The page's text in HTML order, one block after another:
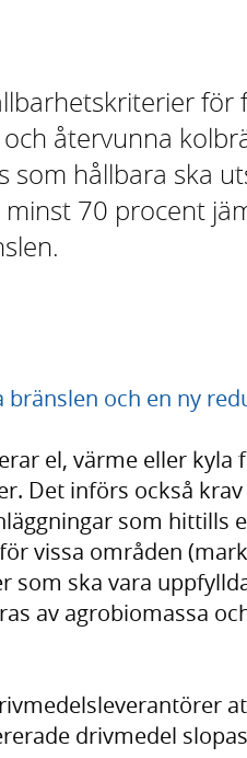
för
återvunna
som hållbara ska
70 procent
och en ny
el, värme eller kyla
Det införs också
som hittills
vissa områden
som ska vara
av agrobiomassa
drivmedel